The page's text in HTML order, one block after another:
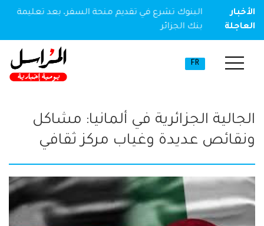
الأخبار
العاجلة
مخدر
البنوك تشرع في تقديم منحة السفر، بعد تعليمة
بنك الجزائر
FR
الجالية الجزائرية في ألمانيا: مشاكل
ونقائص عديدة وغياب مركز ثقافي